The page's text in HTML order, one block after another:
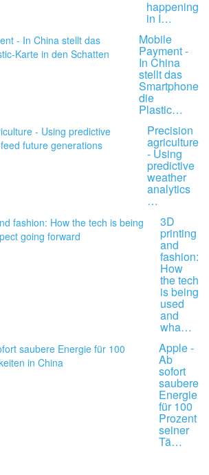
happening
in I…
Mobile
Payment -
In China
stellt das
Smartphone
die
Plastic…
Precision
agriculture
- Using
predictive
weather
analytics
…
3D
printing
and
fashion:
How
the tech
is being
used
and
wha…
Apple -
Ab
sofort
saubere
Energie
für 100
Prozent
seiner
Tä…